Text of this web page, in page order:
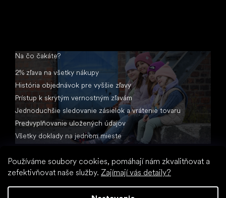
Používáme soubory cookies, pomáhají nám zkvalitňovat a
zefektivňovat naše služby. Zajímají vás detaily?
Na čo čakáte?
2% zľava na všetky nákupy
História objednávok pre vyššie zľavy
Prístup k skrytým vernostným zľavám
Jednoduchšie sledovanie zásielok a vrátenie tovaru
Predvyplňovanie uložených údajov
Všetky doklady na jednom mieste